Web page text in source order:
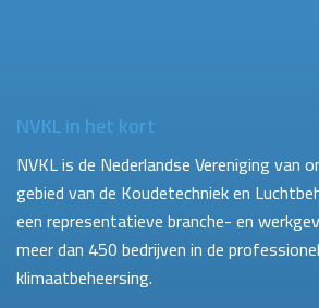
NVKL in het kort
NVKL is de Nederlandse Vereniging van
gebied van de Koudetechniek en
een representatieve branche- en
meer dan 450 bedrijven in de
klimaatbeheersing.